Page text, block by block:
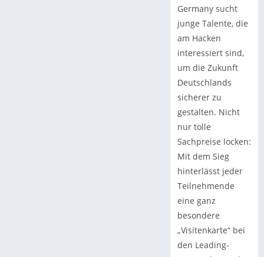
Germany sucht
junge Talente, die
am Hacken
interessiert sind,
um die Zukunft
Deutschlands
sicherer zu
gestalten. Nicht
nur tolle
Sachpreise locken:
Mit dem Sieg
hinterlässt jeder
Teilnehmende
eine ganz
besondere
„Visitenkarte“ bei
den Leading-